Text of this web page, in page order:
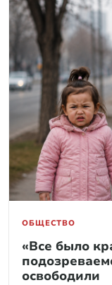
ОБЩЕСТВО
«Все было
освободили